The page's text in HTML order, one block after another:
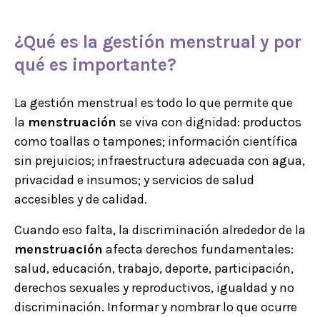
¿Qué es la gestión menstrual y por
qué es importante?
La gestión menstrual es todo lo que permite que
la menstruación se viva con dignidad: productos
como toallas o tampones; información científica
sin prejuicios; infraestructura adecuada con agua,
privacidad e insumos; y servicios de salud
accesibles y de calidad.
Cuando eso falta, la discriminación alrededor de la
menstruación afecta derechos fundamentales:
salud, educación, trabajo, deporte, participación,
derechos sexuales y reproductivos, igualdad y no
discriminación. Informar y nombrar lo que ocurre